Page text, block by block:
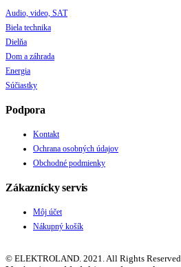
Audio, video, SAT
Biela technika
Dielňa
Dom a záhrada
Energia
Súčiastky
Podpora
Kontakt
Ochrana osobných údajov
Obchodné podmienky
Zákaznícky servis
Môj účet
Nákupný košík
© ELEKTROLAND. 2021. All Rights Reserved